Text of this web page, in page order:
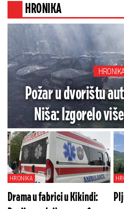
HRONIKA
Požar u dvorištu
Niša: Izgorelo
HRONIKA
Drama u fabrici u Kikindi: